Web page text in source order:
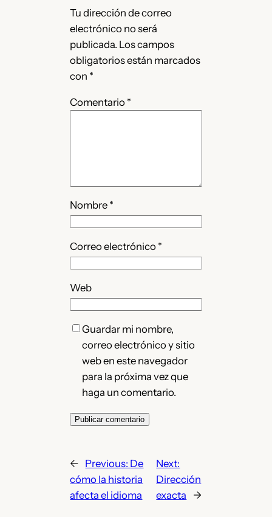
Tu dirección de correo
electrónico no será
publicada. Los campos
obligatorios están marcados
con *
Comentario *
Nombre *
Correo electrónico *
Web
Guardar mi nombre,
correo electrónico y sitio
web en este navegador
para la próxima vez que
haga un comentario.
← Previous: De
cómo la historia
afecta el idioma
Next:
Dirección
exacta
→